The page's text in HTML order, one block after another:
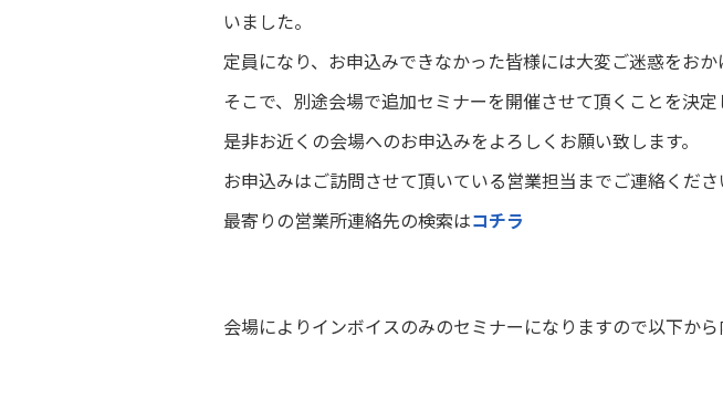
いました。
定員になり、お申込みできなかった皆様には大変ご迷惑をおか
そこで、別途会場で追加セミナーを開催させて頂くことを決定
是非お近くの会場へのお申込みをよろしくお願い致します。
お申込みはご訪問させて頂いている営業担当までご連絡くださ
最寄りの営業所連絡先の検索はコチラ
会場によりインボイスのみのセミナーになりますので以下か